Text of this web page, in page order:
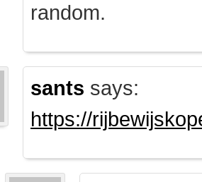
random.
sants says:
https://